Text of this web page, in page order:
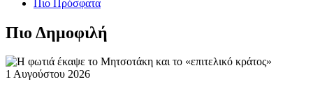
Πιο Πρόσφατα
Πιο Δημοφιλή
1 Αυγούστου 2026